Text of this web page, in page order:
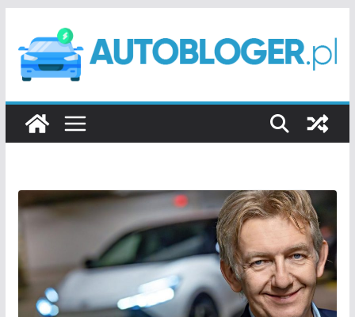
treści